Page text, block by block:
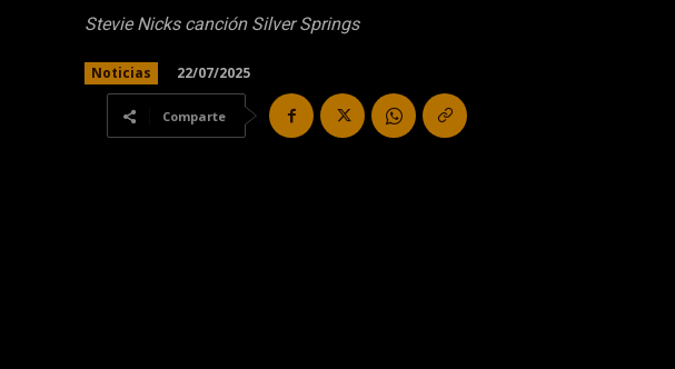
Stevie Nicks canción Silver Springs
Noticias 22/07/2025
Comparte